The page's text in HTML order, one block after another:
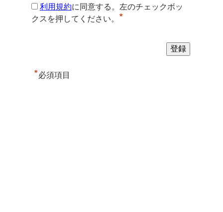
利用規約に同意する。左のチェックボッ
クスを押してください。 *
*必須項目